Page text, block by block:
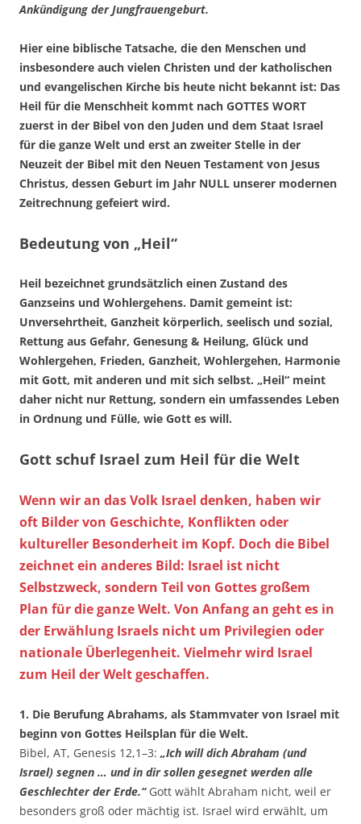
Ankündigung der Jungfrauengeburt.
Hier eine biblische Tatsache, die den Menschen und
insbesondere auch vielen Christen und der katholischen
und evangelischen Kirche bis heute nicht bekannt ist: Das
Heil für die Menschheit kommt nach GOTTES WORT
zuerst in der Bibel von den Juden und dem Staat Israel
für die ganze Welt und erst an zweiter Stelle in der
Neuzeit der Bibel mit den Neuen Testament von Jesus
Christus, dessen Geburt im Jahr NULL unserer modernen
Zeitrechnung gefeiert wird.
Bedeutung von „Heil“
Heil bezeichnet grundsätzlich einen Zustand des
Ganzseins und Wohlergehens. Damit gemeint ist:
Unversehrtheit, Ganzheit körperlich, seelisch und sozial,
Rettung aus Gefahr, Genesung & Heilung, Glück und
Wohlergehen, Frieden, Ganzheit, Wohlergehen, Harmonie
mit Gott, mit anderen und mit sich selbst. „Heil“ meint
daher nicht nur Rettung, sondern ein umfassendes Leben
in Ordnung und Fülle, wie Gott es will.
Gott schuf Israel zum Heil für die Welt
Wenn wir an das Volk Israel denken, haben wir
oft Bilder von Geschichte, Konflikten oder
kultureller Besonderheit im Kopf. Doch die Bibel
zeichnet ein anderes Bild: Israel ist nicht
Selbstzweck, sondern Teil von Gottes großem
Plan für die ganze Welt. Von Anfang an geht es in
der Erwählung Israels nicht um Privilegien oder
nationale Überlegenheit. Vielmehr wird Israel
zum Heil der Welt geschaffen.
1. Die Berufung Abrahams, als Stammvater von Israel mit
beginn von Gottes Heilsplan für die Welt.
Bibel, AT, Genesis 12,1–3: „Ich will dich Abraham (und
Israel) segnen … und in dir sollen gesegnet werden alle
Geschlechter der Erde.“ Gott wählt Abraham nicht, weil er
besonders groß oder mächtig ist. Israel wird erwählt, um